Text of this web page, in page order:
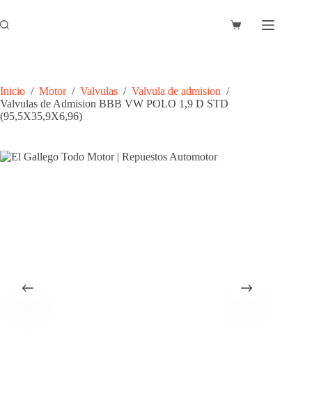
al
contenido
Carro
Inicio / Motor / Valvulas / Valvula de admision /
Valvulas de Admision BBB VW POLO 1,9 D STD
(95,5X35,9X6,96)